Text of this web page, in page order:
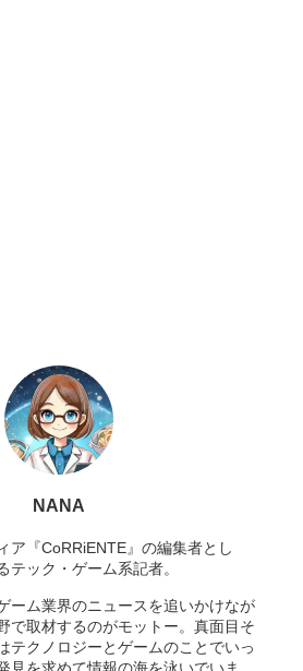
NANA
ア『CoRRiENTE』の編集者とし
テック・ゲーム系記者。
ーム業界のニュースを追いかけなが
で取材するのがモットー。真面目そ
テクノロジーとゲームのことでいっ
見を求めて情報の海を泳いでいま